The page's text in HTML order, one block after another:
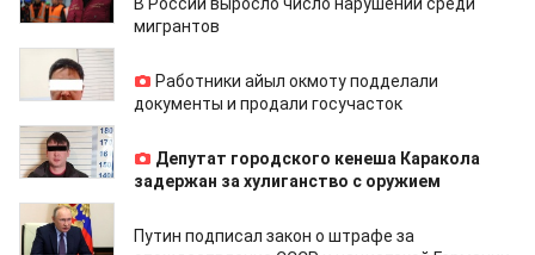
мигрантов
17.04.2022
Работники айыл окмоту подделали
документы и продали госучасток
17.04.2022
Депутат городского кенеша Каракола
задержан за хулиганство с оружием
16.04.2022
Путин подписал закон о штрафе за